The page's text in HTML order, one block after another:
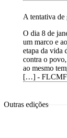
A tentativa
O dia 8 de
um marco e
etapa da vida
contra o
ao mesmo
[…] - FLCMF
Outras edições